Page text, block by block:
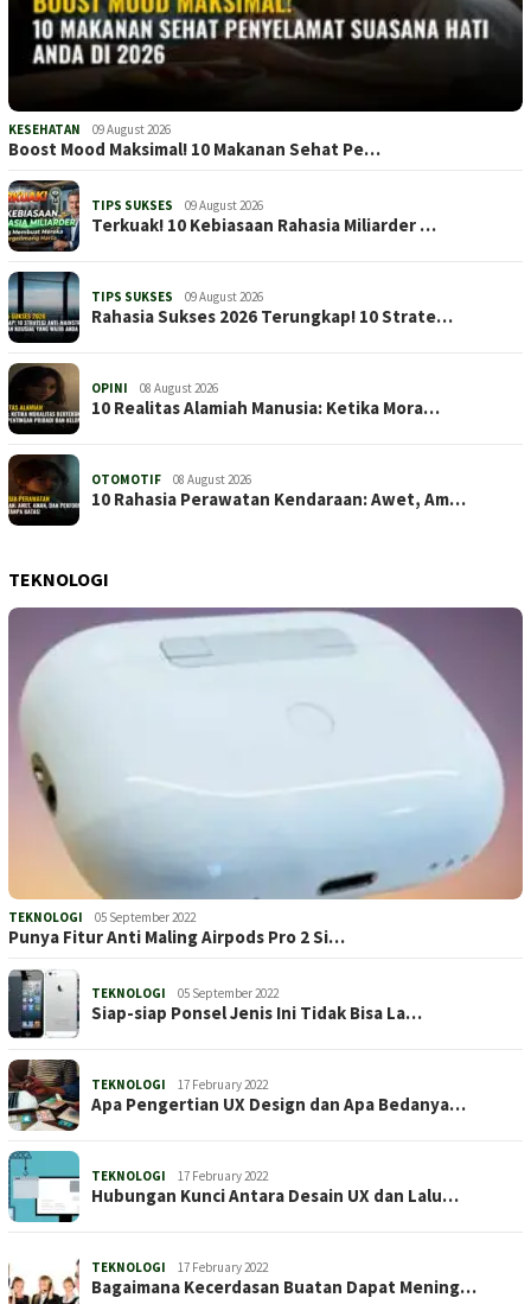
KESEHATAN 09 August 2026
Boost Mood Maksimal! 10 Makanan Sehat Pe…
TIPS SUKSES 09 August 2026
Terkuak! 10 Kebiasaan Rahasia Miliarder …
TIPS SUKSES 09 August 2026
Rahasia Sukses 2026 Terungkap! 10 Strate…
OPINI 08 August 2026
10 Realitas Alamiah Manusia: Ketika Mora…
OTOMOTIF 08 August 2026
10 Rahasia Perawatan Kendaraan: Awet, Am…
TEKNOLOGI
TEKNOLOGI 05 September 2022
Punya Fitur Anti Maling Airpods Pro 2 Si…
TEKNOLOGI 05 September 2022
Siap-siap Ponsel Jenis Ini Tidak Bisa La…
TEKNOLOGI 17 February 2022
Apa Pengertian UX Design dan Apa Bedanya…
TEKNOLOGI 17 February 2022
Hubungan Kunci Antara Desain UX dan Lalu…
TEKNOLOGI 17 February 2022
Bagaimana Kecerdasan Buatan Dapat Mening…